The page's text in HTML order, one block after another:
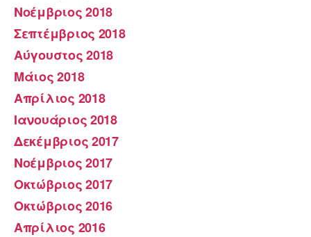
Νοέμβριος 2018
Σεπτέμβριος 2018
Αύγουστος 2018
Μάιος 2018
Απρίλιος 2018
Ιανουάριος 2018
Δεκέμβριος 2017
Νοέμβριος 2017
Οκτώβριος 2017
Οκτώβριος 2016
Απρίλιος 2016